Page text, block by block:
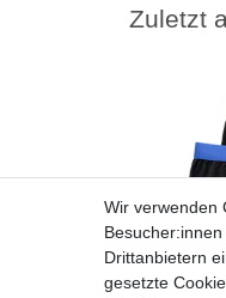
Zuletzt
Wir verwenden
Drittanbietern
gesetzte